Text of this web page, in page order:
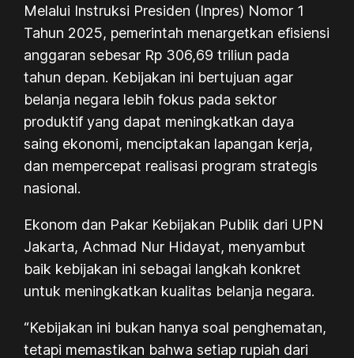
Melalui Instruksi Presiden (Inpres) Nomor 1
Tahun 2025, pemerintah menargetkan efisiensi
anggaran sebesar Rp 306,69 triliun pada
tahun depan. Kebijakan ini bertujuan agar
belanja negara lebih fokus pada sektor
produktif yang dapat meningkatkan daya
saing ekonomi, menciptakan lapangan kerja,
dan mempercepat realisasi program strategis
nasional.
Ekonom dan Pakar Kebijakan Publik dari UPN
Jakarta, Achmad Nur Hidayat, menyambut
baik kebijakan ini sebagai langkah konkret
untuk meningkatkan kualitas belanja negara.
“Kebijakan ini bukan hanya soal penghematan,
tetapi memastikan bahwa setiap rupiah dari